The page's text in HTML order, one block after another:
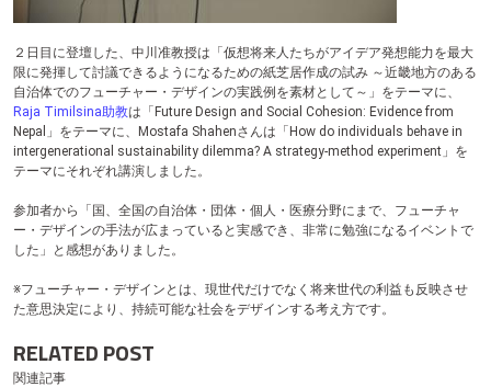
２日目に登壇した、中川准教授は「仮想将来人たちがアイデア発想能力を最大
限に発揮して討議できるようになるための紙芝居作成の試み ～近畿地方のある
自治体でのフューチャー・デザインの実践例を素材として～」をテーマに、
Raja Timilsina助教は「Future Design and Social Cohesion: Evidence from
Nepal」をテーマに、Mostafa Shahenさんは「How do individuals behave in
intergenerational sustainability dilemma? A strategy-method experiment」を
テーマにそれぞれ講演しました。
参加者から「国、全国の自治体・団体・個人・医療分野にまで、フューチャ
ー・デザインの手法が広まっていると実感でき、非常に勉強になるイベントで
した」と感想がありました。
※フューチャー・デザインとは、現世代だけでなく将来世代の利益も反映させ
た意思決定により、持続可能な社会をデザインする考え方です。
RELATED POST
関連記事